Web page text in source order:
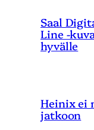
Saal
Line -
hyvälle
Heinix ei
jatkoon